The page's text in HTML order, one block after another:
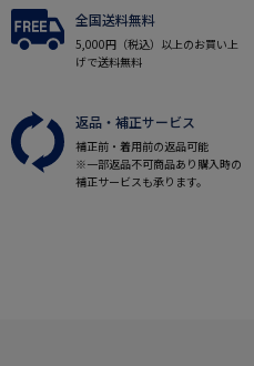
全国送料無料
5,000円（税込）以上のお買い上
げで送料無料
返品・補正サービス
補正前・着用前の返品可能
※一部返品不可商品あり購入時の
補正サービスも承ります。